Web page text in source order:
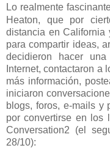
Lo realmente
Heaton, que por
distancia en California
para compartir ideas,
decidieron hacer
Internet, contactaron a
más información,
iniciaron
blogs, foros, e-mails y
por convertirse en los
Conversation2 (el
28/10):